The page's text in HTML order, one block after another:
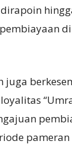
juga
pameran